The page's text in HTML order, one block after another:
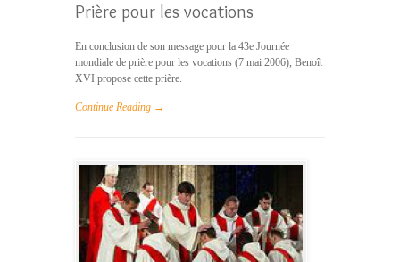
Prière pour les vocations
En conclusion de son message pour la 43e Journée
mondiale de prière pour les vocations (7 mai 2006), Benoît
XVI propose cette prière.
Continue Reading →